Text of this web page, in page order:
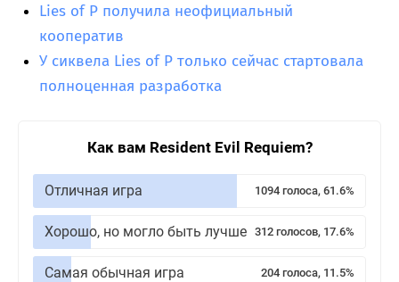
Lies of P получила неофициальный
кооператив
У сиквела Lies of P только сейчас стартовала
полноценная разработка
Как вам Resident Evil Requiem?
Отличная игра 1094 голоса, 61.6%
Хорошо, но могло быть лучше 312 голосов, 17.6%
Самая обычная игра 204 голоса, 11.5%